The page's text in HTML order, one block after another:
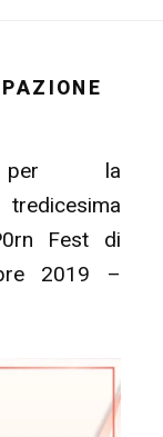
per la
Fest di
2019 –